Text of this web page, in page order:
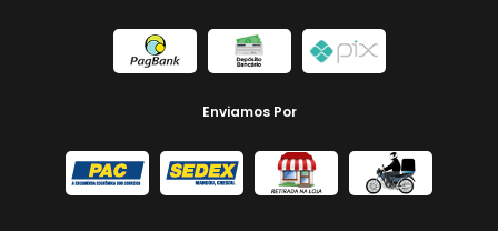
Enviamos Por